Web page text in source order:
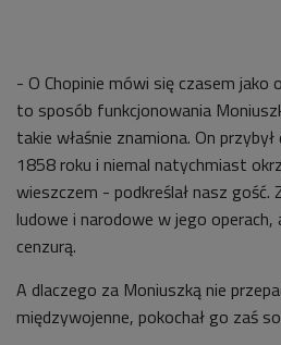
- O Chopinie mówi się czasem
to sposób funkcjonowania
takie właśnie znamiona. On
1858 roku i niemal natychmiast
wieszczem - podkreślał nasz
ludowe i narodowe w jego
cenzurą.
A dlaczego za Moniuszką nie
międzywojenne, pokochał go zaś